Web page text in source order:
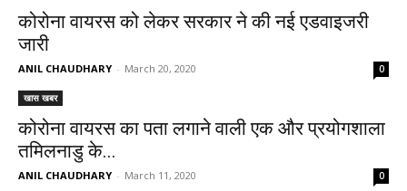
कोरोना वायरस को लेकर सरकार ने की नई एडवाइजरी
जारी
ANIL CHAUDHARY - March 20, 2020 0
खास खबर
कोरोना वायरस का पता लगाने वाली एक और प्रयोगशाला
तमिलनाडु के...
ANIL CHAUDHARY - March 11, 2020 0